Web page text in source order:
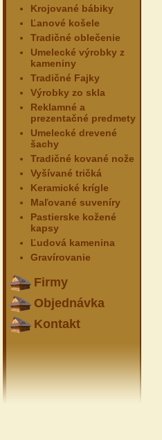
Krojované bábiky
Ľanové košele
Tradičné oblečenie
Umelecké výrobky z
kameniny
Tradičné Fajky
Výrobky zo skla
Reklamné a
prezentačné predmety
Umelecké drevené
šachy
Tradičné kované nože
Vyšívané tričká
Keramické krígle
Maľované suveníry
Pastierske kožené
kapsy
Ľudová kamenina
Gravírovanie
Firmy
Objednávka
Kontakt